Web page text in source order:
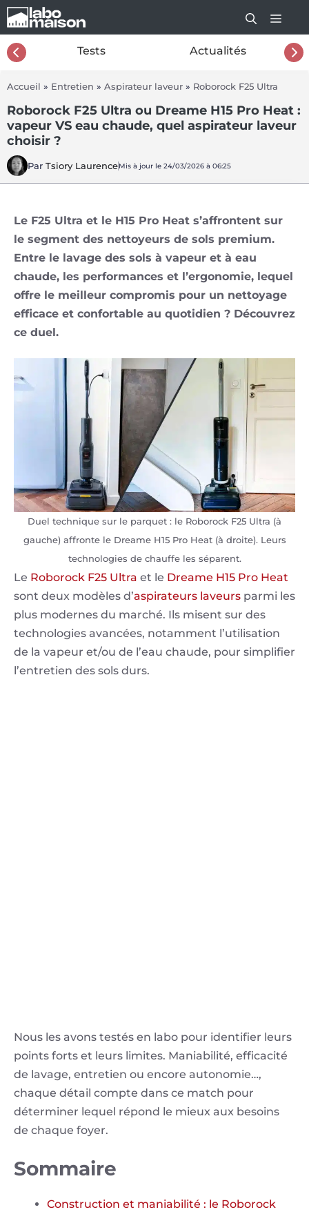
Aller
au
contenu
Tests Actualités
Accueil » Entretien » Aspirateur laveur » Roborock F25 Ultra
Roborock F25 Ultra ou Dreame H15 Pro Heat :
vapeur VS eau chaude, quel aspirateur laveur
choisir ?
Par Tsiory LaurenceMis à jour le 24/03/2026 à 06:25
Le F25 Ultra et le H15 Pro Heat s’affrontent sur
le segment des nettoyeurs de sols premium.
Entre le lavage des sols à vapeur et à eau
chaude, les performances et l’ergonomie, lequel
offre le meilleur compromis pour un nettoyage
efficace et confortable au quotidien ? Découvrez
ce duel.
Duel technique sur le parquet : le Roborock F25 Ultra (à
gauche) affronte le Dreame H15 Pro Heat (à droite). Leurs
technologies de chauffe les séparent.
Le Roborock F25 Ultra et le Dreame H15 Pro Heat
sont deux modèles d’aspirateurs laveurs parmi les
plus modernes du marché. Ils misent sur des
technologies avancées, notamment l’utilisation
de la vapeur et/ou de l’eau chaude, pour simplifier
l’entretien des sols durs.
Nous les avons testés en labo pour identifier leurs
points forts et leurs limites. Maniabilité, efficacité
de lavage, entretien ou encore autonomie…,
chaque détail compte dans ce match pour
déterminer lequel répond le mieux aux besoins
de chaque foyer.
Sommaire
Construction et maniabilité : le Roborock